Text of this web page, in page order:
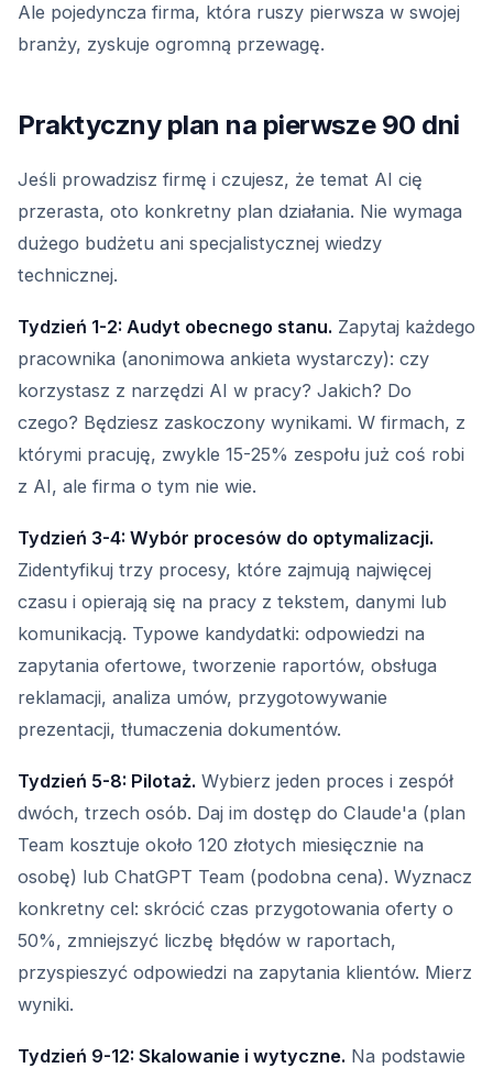
Ale pojedyncza firma, która ruszy pierwsza w swojej
branży, zyskuje ogromną przewagę.
Praktyczny plan na pierwsze 90 dni
Jeśli prowadzisz firmę i czujesz, że temat AI cię
przerasta, oto konkretny plan działania. Nie wymaga
dużego budżetu ani specjalistycznej wiedzy
technicznej.
Tydzień 1-2: Audyt obecnego stanu. Zapytaj każdego
pracownika (anonimowa ankieta wystarczy): czy
korzystasz z narzędzi AI w pracy? Jakich? Do
czego? Będziesz zaskoczony wynikami. W firmach, z
którymi pracuję, zwykle 15-25% zespołu już coś robi
z AI, ale firma o tym nie wie.
Tydzień 3-4: Wybór procesów do optymalizacji.
Zidentyfikuj trzy procesy, które zajmują najwięcej
czasu i opierają się na pracy z tekstem, danymi lub
komunikacją. Typowe kandydatki: odpowiedzi na
zapytania ofertowe, tworzenie raportów, obsługa
reklamacji, analiza umów, przygotowywanie
prezentacji, tłumaczenia dokumentów.
Tydzień 5-8: Pilotaż. Wybierz jeden proces i zespół
dwóch, trzech osób. Daj im dostęp do Claude'a (plan
Team kosztuje około 120 złotych miesięcznie na
osobę) lub ChatGPT Team (podobna cena). Wyznacz
konkretny cel: skrócić czas przygotowania oferty o
50%, zmniejszyć liczbę błędów w raportach,
przyspieszyć odpowiedzi na zapytania klientów. Mierz
wyniki.
Tydzień 9-12: Skalowanie i wytyczne. Na podstawie